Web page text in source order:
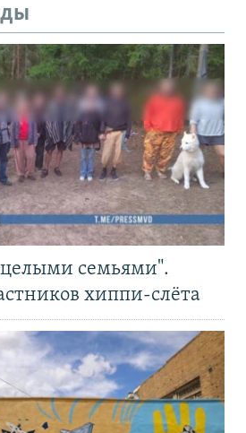
семьями".
хиппи-слёта